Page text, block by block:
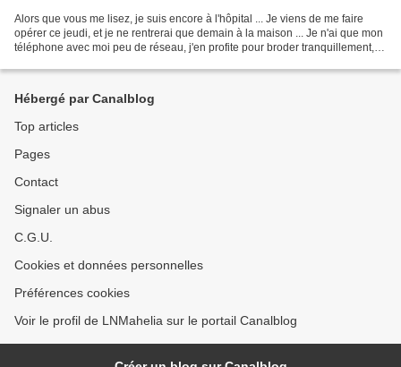
Alors que vous me lisez, je suis encore à l'hôpital ... Je viens de me faire
opérer ce jeudi, et je ne rentrerai que demain à la maison ... Je n'ai que mon
téléphone avec moi peu de réseau, j'en profite pour broder tranquillement, et
Hébergé par Canalblog
Top articles
Pages
Contact
Signaler un abus
C.G.U.
Cookies et données personnelles
Préférences cookies
Voir le profil de LNMahelia sur le portail Canalblog